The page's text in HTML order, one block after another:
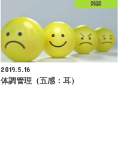
雑談
2019.5.16
体調管理（五感：耳）